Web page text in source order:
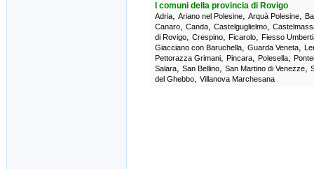
I comuni della provincia di Rovigo
Adria, Ariano nel Polesine, Arquà Polesine,
Canaro, Canda, Castelguglielmo,
di Rovigo, Crespino, Ficarolo, Fiesso
Giacciano con Baruchella, Guarda Veneta,
Pettorazza Grimani, Pincara, Polesella,
Salara, San Bellino, San Martino di Venezze,
del Ghebbo, Villanova Marchesana